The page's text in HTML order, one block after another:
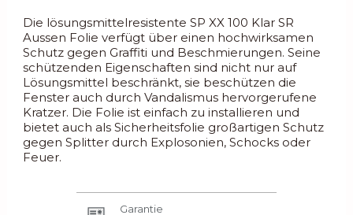
Die lösungsmittelresistente SP XX 100 Klar SR
Aussen Folie verfügt über einen hochwirksamen
Schutz gegen Graffiti und Beschmierungen. Seine
schützenden Eigenschaften sind nicht nur auf
Lösungsmittel beschränkt, sie beschützen die
Fenster auch durch Vandalismus hervorgerufene
Kratzer. Die Folie ist einfach zu installieren und
bietet auch als Sicherheitsfolie großartigen Schutz
gegen Splitter durch Explosonien, Schocks oder
Feuer.
Garantie